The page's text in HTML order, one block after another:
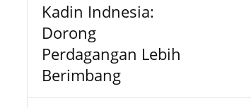
Kadin Indnesia:
Dorong
Perdagangan Lebih
Berimbang